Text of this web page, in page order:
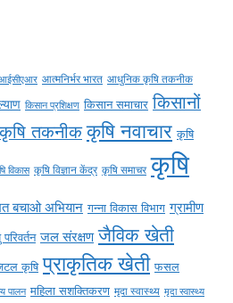
आत्मनिर्भर भारत आधुनिक कृषि तकनीक
किसान प्रशिक्षण किसान समाचार किसानों
कृषि तकनीक कृषि नवाचार कृषि
विकास कृषि विज्ञान केंद्र कृषि समाचर कृषि
बचाओ अभियान गन्ना विकास विभाग ग्रामीण
जल संरक्षण जैविक खेती
कृषि प्राकृतिक खेती फसल
पालन महिला सशक्तिकरण मृदा स्वास्थ्य मृदा स्वास्थ्य